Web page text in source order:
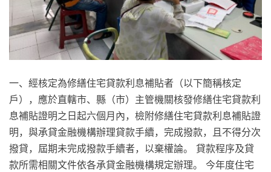
一、經核定為修繕住宅貸款利息補貼者（以下簡稱核定
戶），應於直轄市、縣（市）主管機關核發修繕住宅貸款利
息補貼證明之日起六個月內，檢附修繕住宅貸款利息補貼證
明，與承貸金融機構辦理貸款手續，完成撥款，且不得分次
撥貸，屆期未完成撥款手續者，以棄權論。 貸款程序及貸
款所需相關文件依各承貸金融機構規定辦理。 今年度住宅